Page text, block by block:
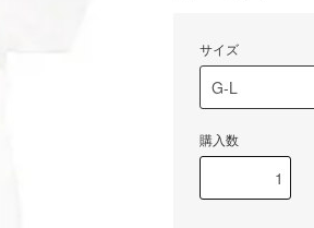
サイズ
購入数